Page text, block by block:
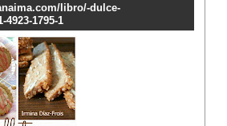
libro/-dulce-
4923-1795-1